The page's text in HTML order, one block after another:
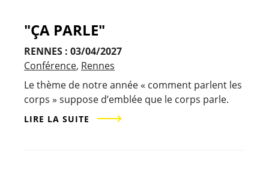
"ÇA PARLE"
RENNES : 03/04/2027
Conférence Rennes
Le thème de notre année « comment parlent les
corps » suppose d’emblée que le corps parle.
LIRE LA SUITE